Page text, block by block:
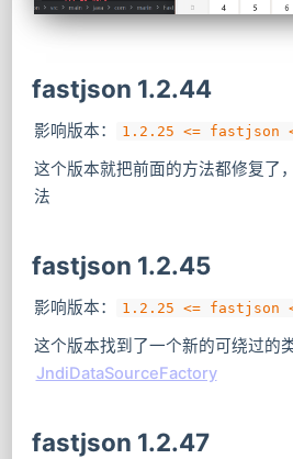
fastjson 1.2.44
影响版本： 1.2.25 <= fastjson
这个版本就把前面的方法都修复了
法
fastjson 1.2.45
影响版本： 1.2.25 <= fastjson
这个版本找到了一个新的可绕过的
JndiDataSourceFactory
fastjson 1.2.47